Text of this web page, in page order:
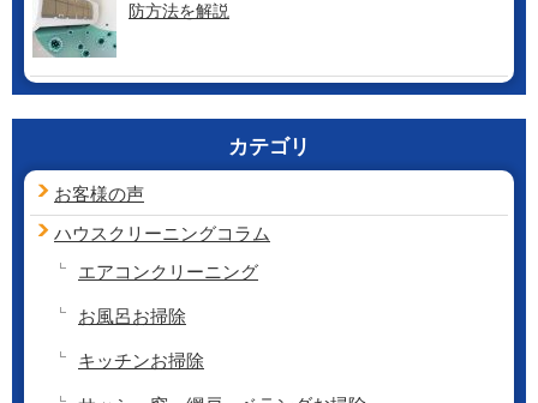
防方法を解説
カテゴリ
お客様の声
ハウスクリーニングコラム
エアコンクリーニング
お風呂お掃除
キッチンお掃除